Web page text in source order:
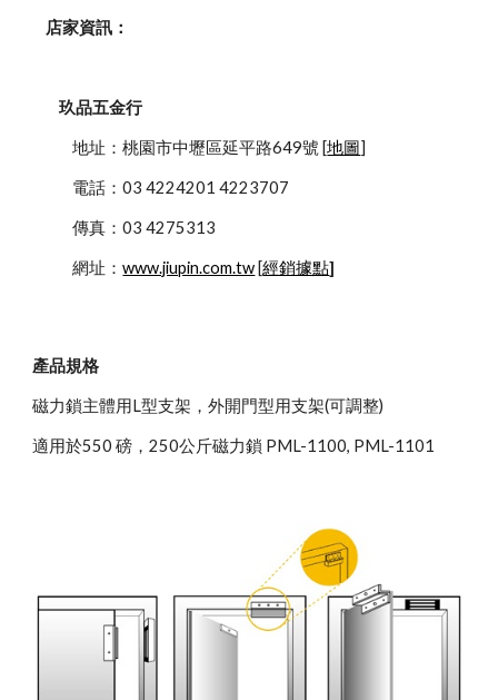
    店家資訊：
玖品五金行
            地址：桃園市中壢區延平路649號 [
地圖]
            電話：03 4224201 4223707
            傳真：03 4275313
            網址：
www.jiupin.com.tw [經銷據點]
產品規格
磁力鎖主體用L型支架，外開門型用支架(可調整)
適用於550 磅，250公斤磁力鎖 PML-1100, PML-1101